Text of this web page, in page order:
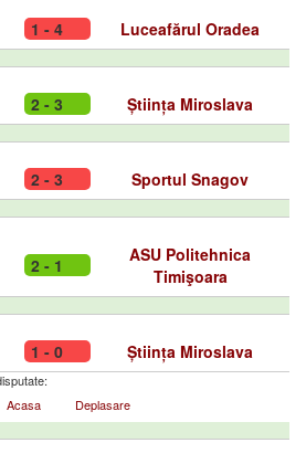
1 - 4 Luceafărul Oradea
2 - 3 Știința Miroslava
2 - 3 Sportul Snagov
2 - 1
ASU Politehnica
Timişoara
1 - 0 Știința Miroslava
Acasa
Deplasare